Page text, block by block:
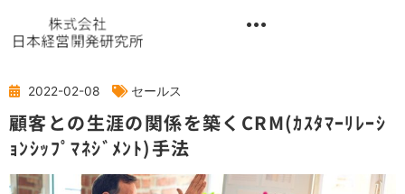
キ
プ
2022-02-08 セールス
顧客との生涯の関係を築くCRM(ｶｽﾀﾏｰﾘﾚｰｼ
ｮﾝｼｯﾌﾟﾏﾈｼﾞﾒﾝﾄ)手法